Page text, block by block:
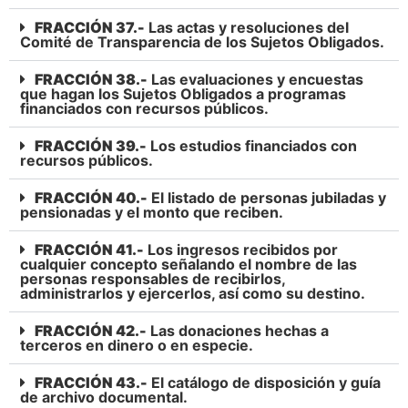
FRACCIÓN 37.- Las actas y resoluciones del
Comité de Transparencia de los Sujetos Obligados.
FRACCIÓN 38.- Las evaluaciones y encuestas
que hagan los Sujetos Obligados a programas
financiados con recursos públicos.
FRACCIÓN 39.- Los estudios financiados con
recursos públicos.
FRACCIÓN 40.- El listado de personas jubiladas y
pensionadas y el monto que reciben.
FRACCIÓN 41.- Los ingresos recibidos por
cualquier concepto señalando el nombre de las
personas responsables de recibirlos,
administrarlos y ejercerlos, así como su destino.
FRACCIÓN 42.- Las donaciones hechas a
terceros en dinero o en especie.
FRACCIÓN 43.- El catálogo de disposición y guía
de archivo documental.